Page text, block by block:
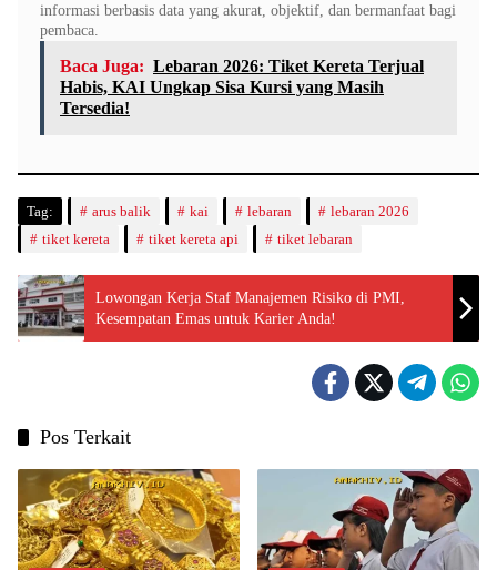
informasi berbasis data yang akurat, objektif, dan bermanfaat bagi
pembaca.
Baca Juga: Lebaran 2026: Tiket Kereta Terjual
Habis, KAI Ungkap Sisa Kursi yang Masih
Tersedia!
Tag: arus balik kai lebaran
lebaran 2026
tiket kereta
tiket kereta api tiket lebaran
Lowongan Kerja Staf Manajemen Risiko di PMI,
Kesempatan Emas untuk Karier Anda!
Pos Terkait